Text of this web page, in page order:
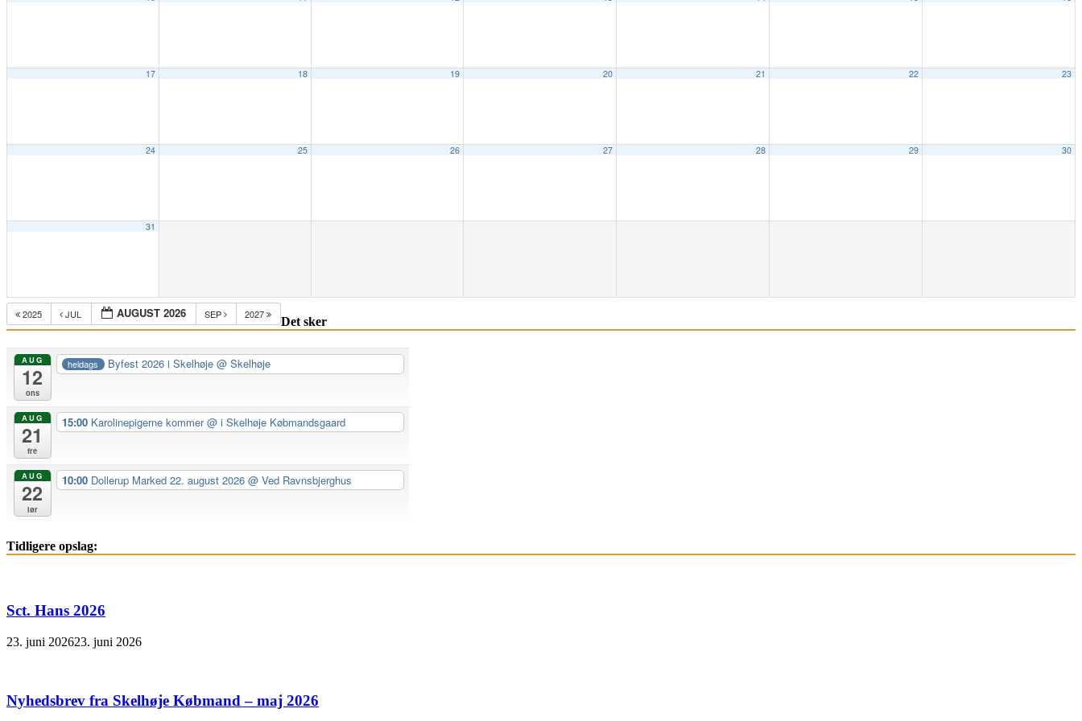
17 18 19 20 21 22 23
24 25 26 27 28 29 30
31
2025 JUL AUGUST 2026 SEP 2027
Det sker
AUG
12
ons
heldags Byfest 2026 i Skelhøje@ Skelhøje
AUG
21
fre
15:00 Karolinepigerne kommer@ i Skelhøje Købmandsgaard
AUG
22
lør
10:00 Dollerup Marked 22. august 2026 @ Ved Ravnsbjerghus
Tidligere opslag:
Sct. Hans 2026
23. juni 202623. juni 2026
Nyhedsbrev fra Skelhøje Købmand – maj 2026